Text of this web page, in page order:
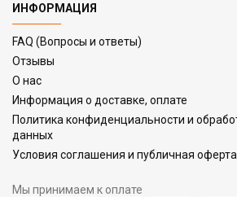
ИНФОРМАЦИЯ
FAQ (Вопросы и ответы)
Отзывы
О нас
Информация о доставке, оплате
Политика конфиденциальности и
данных
Условия соглашения и публичная оферта
Мы принимаем к оплате